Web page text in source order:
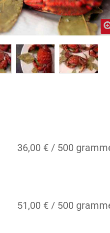
36,00 € / 500
51,00 € / 500